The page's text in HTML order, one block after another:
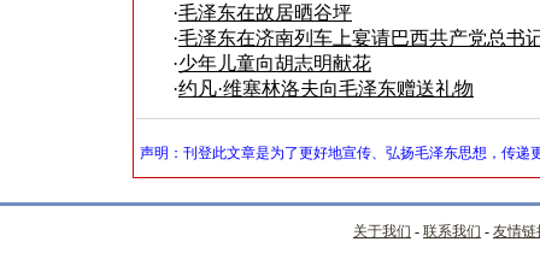
·毛泽东在故居晒谷坪
·毛泽东在济南列车上宴请巴西共产党总书
·少年儿童向胡志明献花
·约凡·维塞林洛夫向毛泽东赠送礼物
声明：刊登此文章是为了更好地宣传、弘扬毛泽东思想，传递
关于我们 - 联系我们 - 友情链